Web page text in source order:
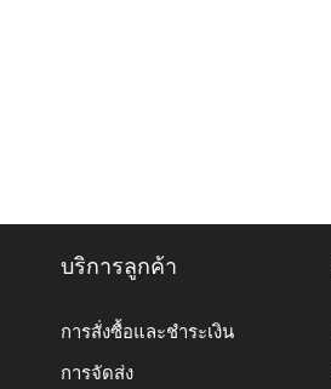
บริการลูกค้า
การสั่งซื้อและชำระเงิน
การจัดส่ง